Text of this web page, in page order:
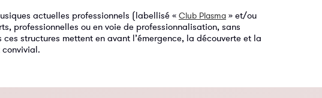
actuelles professionnels (labellisé « Club Plasma » et/ou
professionnelles ou en voie de professionnalisation, sans
structures mettent en avant l’émergence, la découverte et la